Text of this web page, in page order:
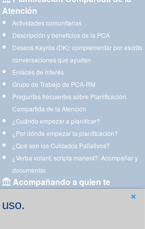
Atención
Actividades comunitarias
Descripción y beneficios de la PCA
Deseos Kayrós (DK): complementar por escrito
conversaciones que ayudan
Enlaces de interés
Grupo de Trabajo de PCA-RM
Preguntas frecuentes sobre Planificación
Compartida de la Atención
¿Cuándo empezar a planificar?
¿Por dónde empezar la planificación?
¿Qué son los Cuidados Paliativos?
¿Verba volant, scripta manent?. Acompañar y
documentar.
Acompañando a quien te
Aplicaciones para descargar